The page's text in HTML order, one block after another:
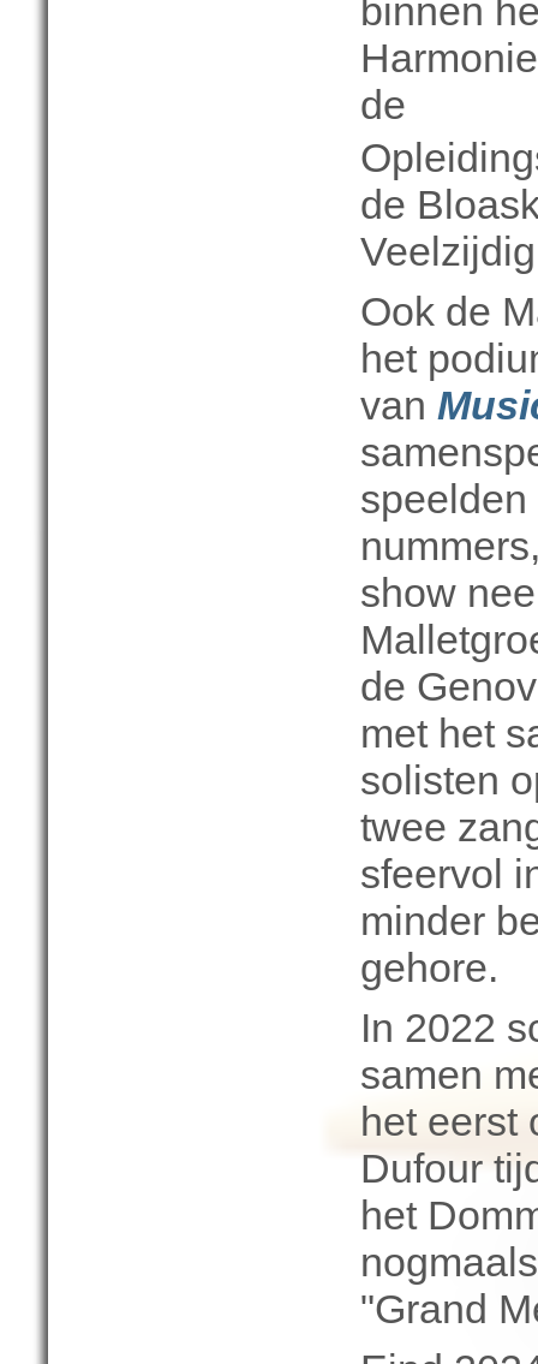
binnen
de
de
Ook de
het
van
show
de
met het
solisten
twee
sfeervol
minder
gehore.
In 2022
samen
het eerst
Dufour
het
"Grand